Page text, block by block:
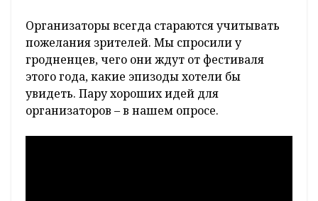
Организаторы всегда стараются учитывать
пожелания зрителей. Мы спросили у
гродненцев, чего они ждут от фестиваля
этого года, какие эпизоды хотели бы
увидеть. Пару хороших идей для
организаторов – в нашем опросе.